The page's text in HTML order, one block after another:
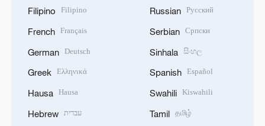
Filipino Filipino
French Français
German Deutsch
Greek Ελληνικά
Hausa Hausa
Hebrew עברית
Russian Русский
Serbian Српски
Sinhala සිංහල
Spanish Español
Swahili Kiswahili
Tamil தமிழ்